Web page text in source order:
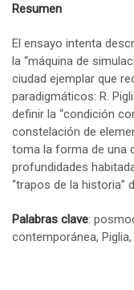
Resumen
El ensayo intenta
la “máquina de
ciudad ejemplar que
paradigmáticos: R.
definir la “condición
constelación de
toma la forma de una
profundidades
“trapos de la historia”
Palabras clave:
contemporánea, Piglia,